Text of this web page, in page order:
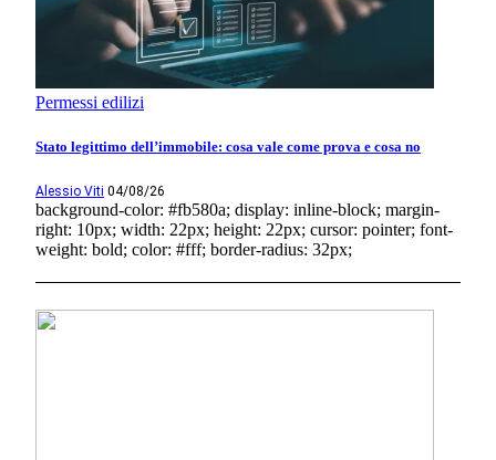
Permessi edilizi
Stato legittimo dell’immobile: cosa vale come prova e cosa no
Alessio Viti 04/08/26
background-color: #fb580a; display: inline-block; margin-
right: 10px; width: 22px; height: 22px; cursor: pointer; font-
weight: bold; color: #fff; border-radius: 32px;